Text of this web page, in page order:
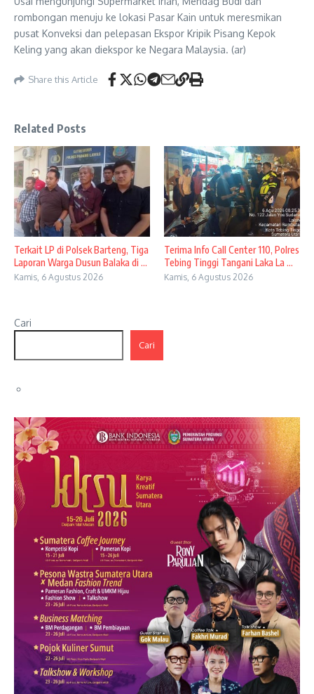
rombongan menuju ke lokasi Pasar Kain untuk meresmikan
pusat Konveksi dan pelepasan Ekspor Kripik Pisang Kepok
Keling yang akan diekspor ke Negara Malaysia. (ar)
Share this Article
Related Posts
Terkait LP di Polsek Barteng, Tiga
Laporan Warga Dusun Balaka di ...
Kamis, 6 Agustus 2026
Terima Info Call Center 110, Polres
Tebing Tinggi Tangani Laka La ...
Kamis, 6 Agustus 2026
Cari
Cari